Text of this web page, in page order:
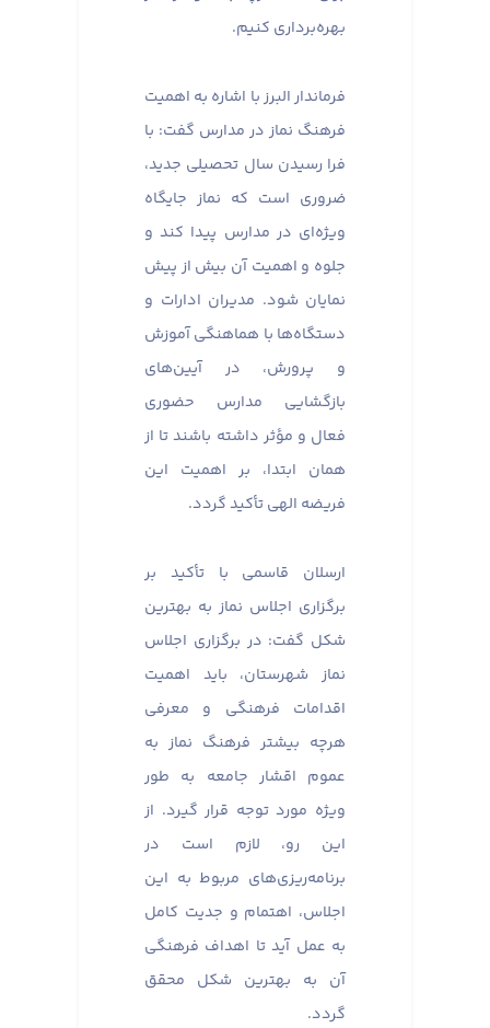
بهره‌برداری کنیم.
فرماندار البرز با اشاره به اهمیت
فرهنگ نماز در مدارس گفت: با
فرا رسیدن سال تحصیلی جدید،
ضروری است که نماز جایگاه
ویژه‌ای در مدارس پیدا کند و
جلوه و اهمیت آن بیش از پیش
نمایان شود. مدیران ادارات و
دستگاه‌ها با هماهنگی آموزش
و پرورش، در آیین‌های
بازگشایی مدارس حضوری
فعال و مؤثر داشته باشند تا از
همان ابتدا، بر اهمیت این
فریضه الهی تأکید گردد.
ارسلان قاسمی با تأکید بر
برگزاری اجلاس نماز به بهترین
شکل گفت: در برگزاری اجلاس
نماز شهرستان، باید اهمیت
اقدامات فرهنگی و معرفی
هرچه بیشتر فرهنگ نماز به
عموم اقشار جامعه به طور
ویژه مورد توجه قرار گیرد. از
این رو، لازم است در
برنامه‌ریزی‌های مربوط به این
اجلاس، اهتمام و جدیت کامل
به عمل آید تا اهداف فرهنگی
آن به بهترین شکل محقق
گردد.